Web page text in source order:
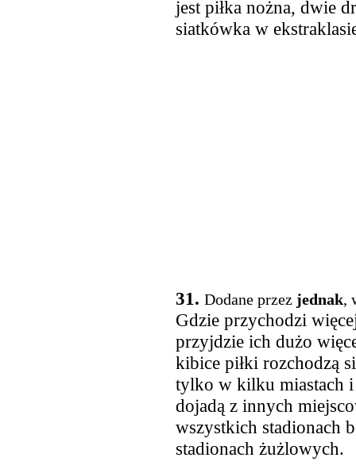
jest piłka nożna, dwie
siatkówka w
31. Dodane przez jednak,
Gdzie przychodzi
przyjdzie ich dużo
kibice piłki rozchodzą
tylko w kilku miastach
dojadą z innych
wszystkich stadionach
stadionach żużlowych.